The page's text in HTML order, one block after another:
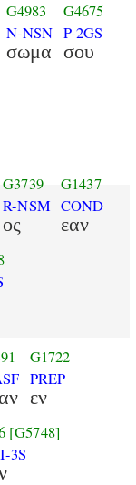
G4983
N-NSN
σωμα
G4675
P-2GS
σου
G3739
R-NSM
ος
G1437
COND
εαν
G1722
PREP
εν
[G5748]
3S